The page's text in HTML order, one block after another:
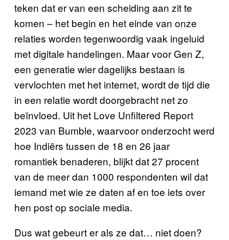
teken dat er van een scheiding aan zit te
komen – het begin en het einde van onze
relaties worden tegenwoordig vaak ingeluid
met digitale handelingen. Maar voor Gen Z,
een generatie wier dagelijks bestaan is
vervlochten met het internet, wordt de tijd die
in een relatie wordt doorgebracht net zo
beïnvloed. Uit het Love Unfiltered Report
2023 van Bumble, waarvoor onderzocht werd
hoe Indiërs tussen de 18 en 26 jaar
romantiek benaderen, blijkt dat 27 procent
van de meer dan 1000 respondenten wil dat
iemand met wie ze daten af en toe iets over
hen post op sociale media.
Dus wat gebeurt er als ze dat… niet doen?